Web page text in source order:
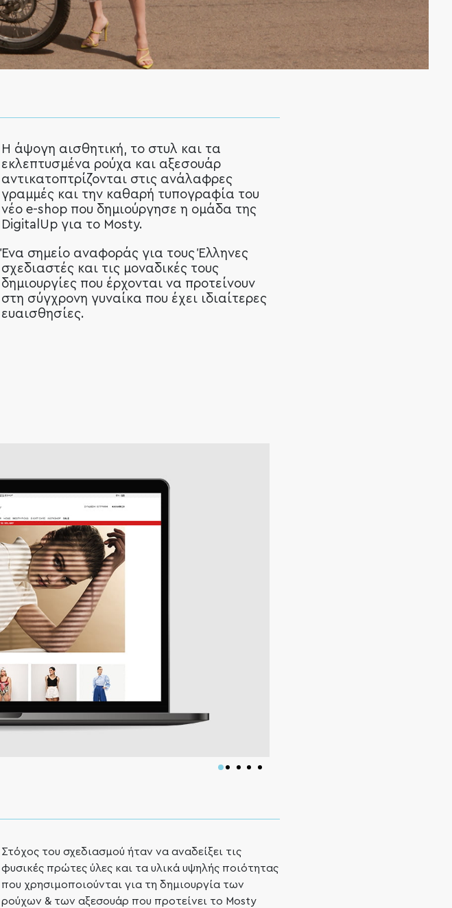
Η άψογη αισθητική, το στυλ και τα
εκλεπτυσμένα ρούχα και αξεσουάρ
αντικατοπτρίζονται στις ανάλαφρες
γραμμές και την καθαρή τυπογραφία του
νέο e-shop που δημιούργησε η ομάδα της
DigitalUp για το Mosty.
Ένα σημείο αναφοράς για τους Έλληνες
σχεδιαστές και τις μοναδικές τους
δημιουργίες που έρχονται να προτείνουν
στη σύγχρονη γυναίκα που έχει ιδιαίτερες
ευαισθησίες.
Στόχος του σχεδιασμού ήταν να αναδείξει τις
φυσικές πρώτες ύλες και τα υλικά υψηλής ποιότητας
που χρησιμοποιούνται για τη δημιουργία των
ρούχων & των αξεσουάρ που προτείνει το Mosty